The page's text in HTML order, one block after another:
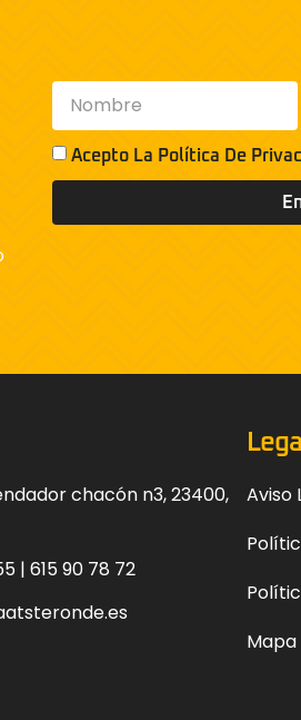
Acepto La Política De
chacón n3, 23400,
| 615 90 78 72
Aviso
Mapa